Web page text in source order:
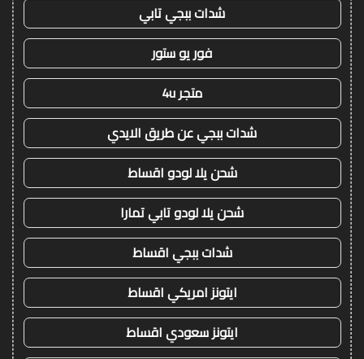
شدات ببجي تابي
فور يو ستور
متجر 4u
شدات ببجي عن طريق الايدي
شحن يلا لودو اقساط
شحن يلا لودو تابي تمارا
شدات ببجي اقساط
ايتونز امريكي اقساط
ايتونز سعودي اقساط